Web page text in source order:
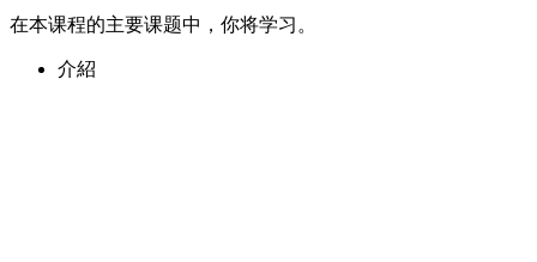
在本课程的主要课题中，你将学习。
介紹